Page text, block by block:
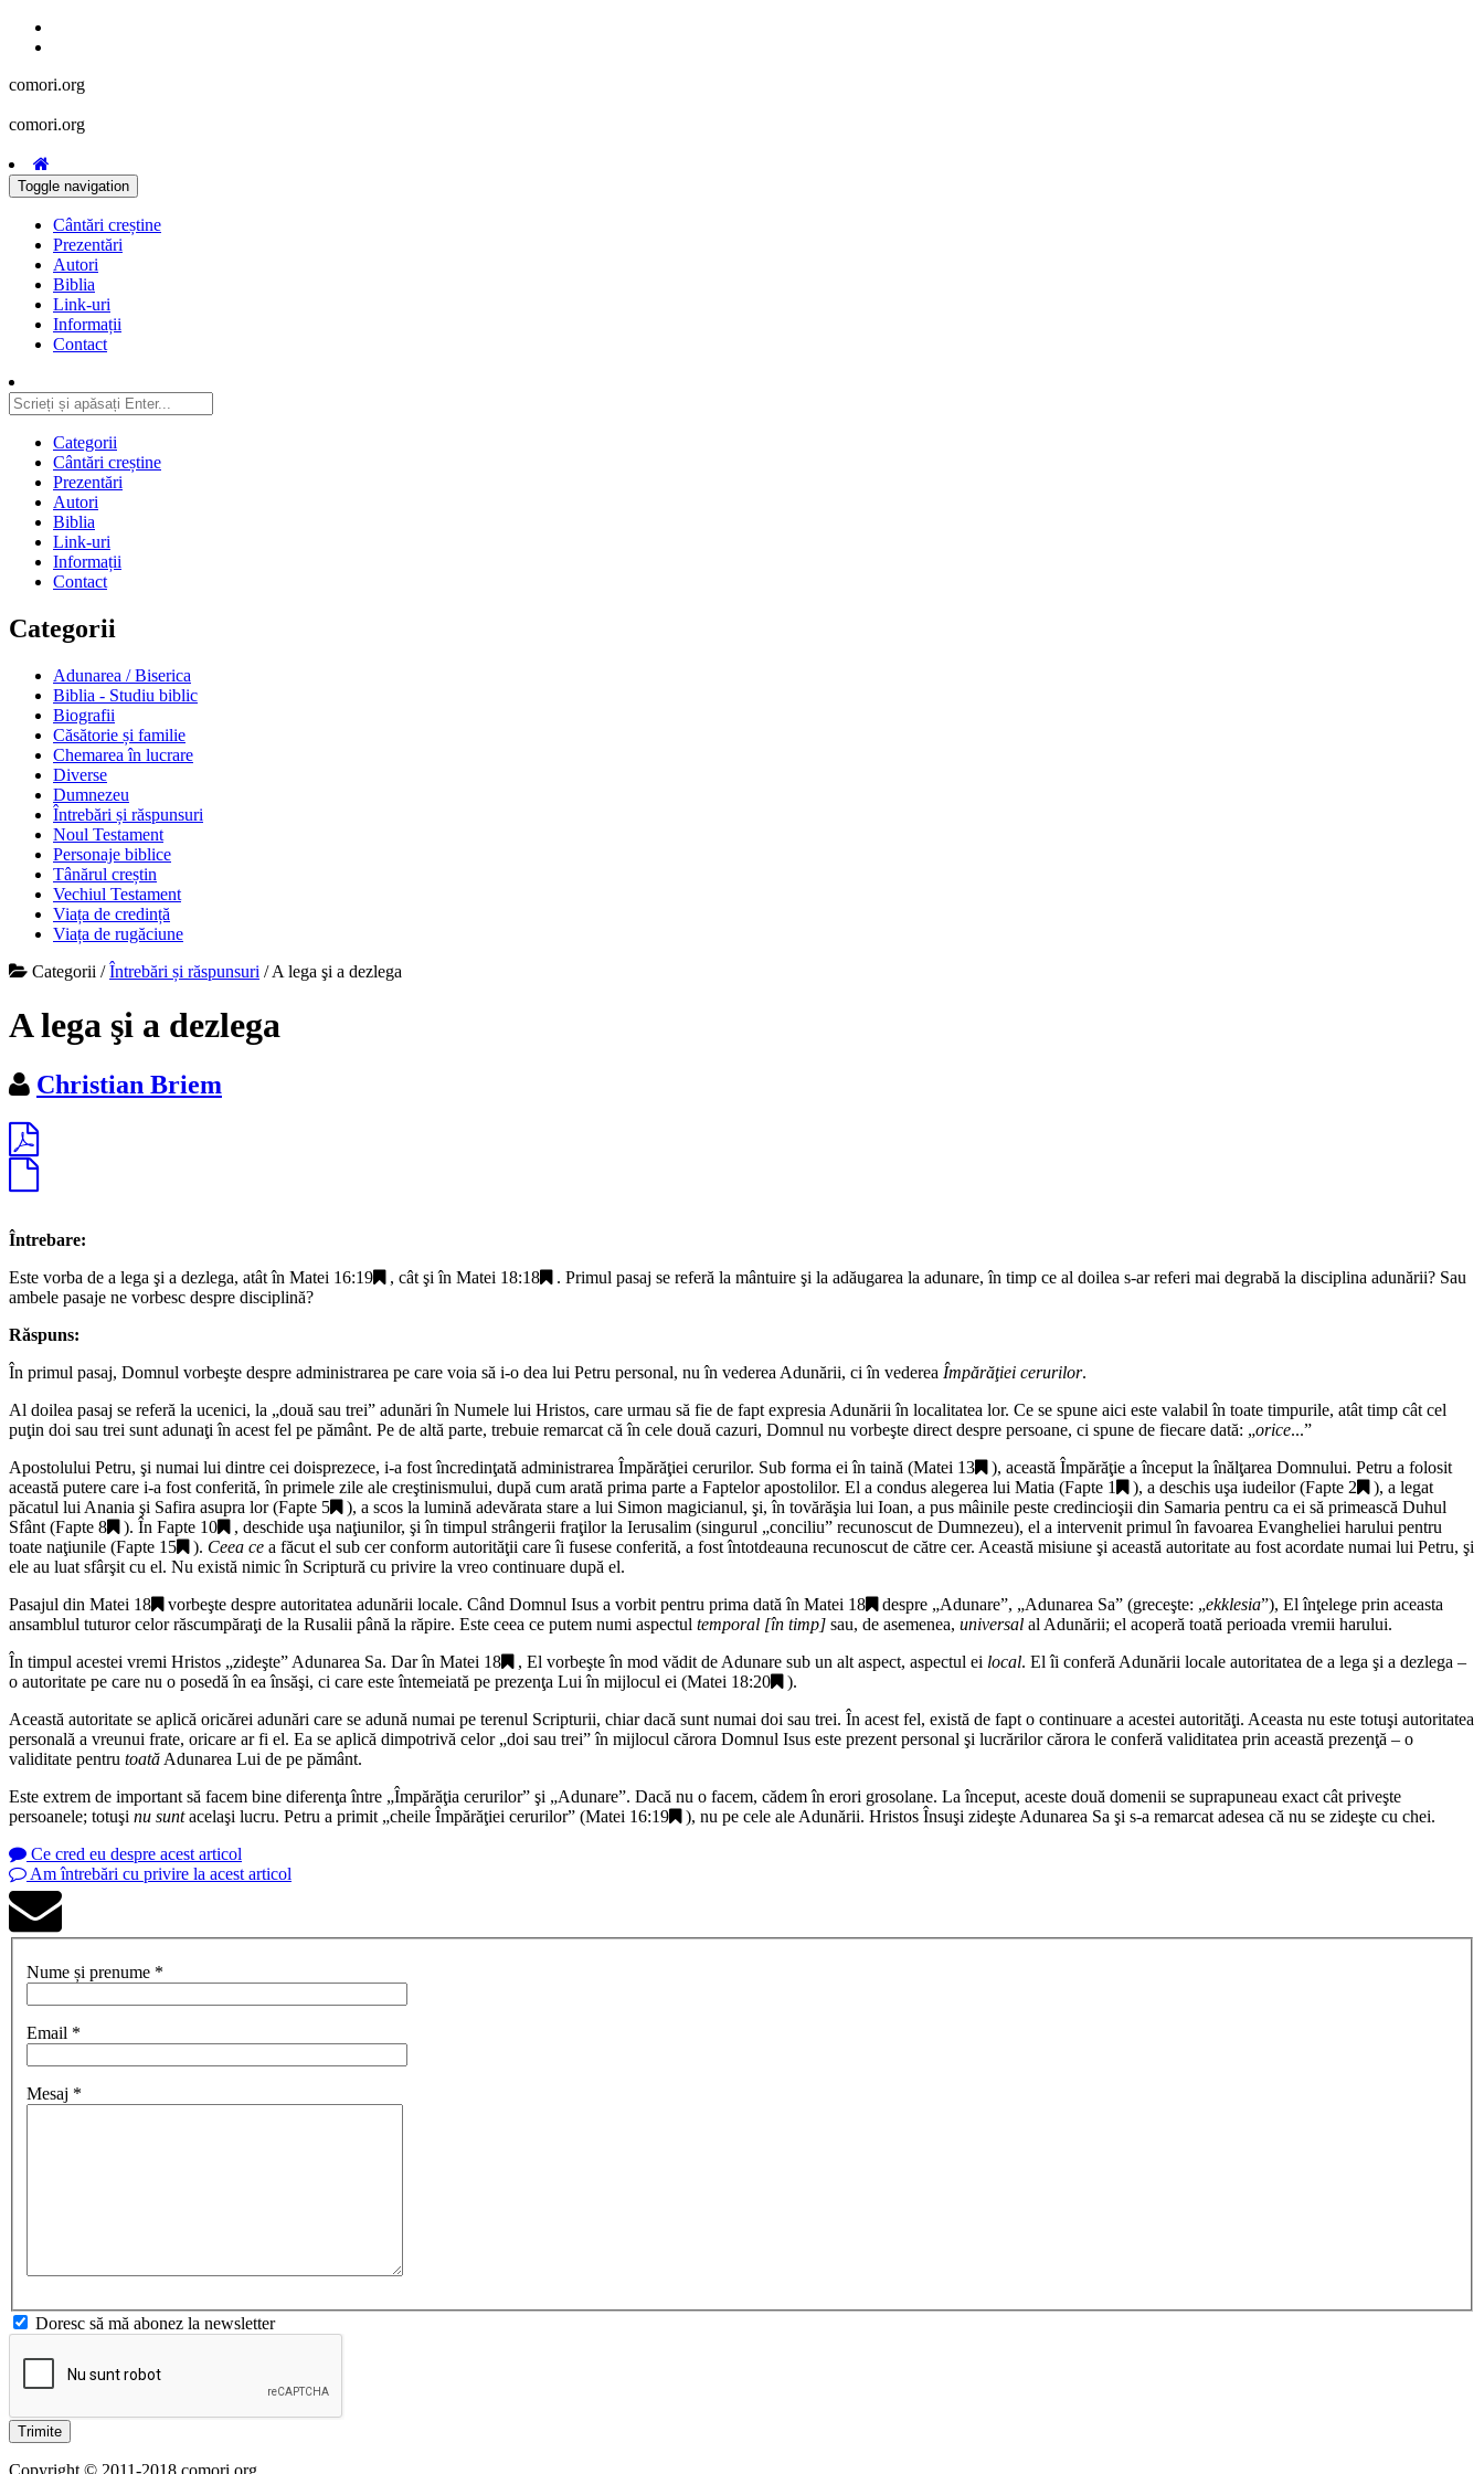
comori.org
comori.org
Toggle navigation
Cântări creștine
Prezentări
Autori
Biblia
Link-uri
Informații
Contact
Categorii
Cântări creștine
Prezentări
Autori
Biblia
Link-uri
Informații
Contact
Categorii
Adunarea / Biserica
Biblia - Studiu biblic
Biografii
Căsătorie și familie
Chemarea în lucrare
Diverse
Dumnezeu
Întrebări și răspunsuri
Noul Testament
Personaje biblice
Tânărul creștin
Vechiul Testament
Viața de credință
Viața de rugăciune
Categorii /Întrebări și răspunsuri /A lega şi a dezlega
A lega şi a dezlega
Christian Briem
Întrebare:
Este vorba de a lega şi a dezlega, atât în Matei 16:19 , cât şi în Matei 18:18
. Primul pasaj se referă la mântuire şi la adăugarea la adunare, în timp ce al doilea s-ar referi mai degrabă la disciplina adunării? Sau
ambele pasaje ne vorbesc despre disciplină?
Răspuns:
În primul pasaj, Domnul vorbeşte despre administrarea pe care voia să i-o dea lui Petru personal, nu în vederea Adunării, ci în vederea Împărăţiei cerurilor.
Al doilea pasaj se referă la ucenici, la „două sau trei” adunări în Numele lui Hristos, care urmau să fie de fapt expresia Adunării în localitatea lor. Ce se spune aici este valabil în toate timpurile, atât timp cât cel
puţin doi sau trei sunt adunaţi în acest fel pe pământ. Pe de altă parte, trebuie remarcat că în cele două cazuri, Domnul nu vorbeşte direct despre persoane, ci spune de fiecare dată: „orice...”
Apostolului Petru, şi numai lui dintre cei doisprezece, i-a fost încredinţată administrarea Împărăţiei cerurilor. Sub forma ei în taină (Matei 13
), această Împărăţie a început la înălţarea Domnului. Petru a folosit
această putere care i-a fost conferită, în primele zile ale creştinismului, după cum arată prima parte a Faptelor apostolilor. El a condus alegerea lui Matia (Fapte 1 ), a deschis uşa iudeilor (Fapte 2
), a legat
păcatul lui Anania şi Safira asupra lor (Fapte 5
), a scos la lumină adevărata stare a lui Simon magicianul, şi, în tovărăşia lui Ioan, a pus mâinile peste credincioşii din Samaria pentru ca ei să primească Duhul
Sfânt (Fapte 8 ). În Fapte 10
, deschide uşa naţiunilor, şi în timpul strângerii fraţilor la Ierusalim (singurul „conciliu” recunoscut de Dumnezeu), el a intervenit primul în favoarea Evangheliei harului pentru
toate naţiunile (Fapte 15 ). Ceea ce a făcut el sub cer conform autorităţii care îi fusese conferită, a fost întotdeauna recunoscut de către cer. Această misiune şi această autoritate au fost acordate numai lui Petru, şi
ele au luat sfârşit cu el. Nu există nimic în Scriptură cu privire la vreo continuare după el.
Pasajul din Matei 18 vorbeşte despre autoritatea adunării locale. Când Domnul Isus a vorbit pentru prima dată în Matei 18 despre „Adunare”, „Adunarea Sa” (greceşte: „ekklesia”), El înţelege prin aceasta
ansamblul tuturor celor răscumpăraţi de la Rusalii până la răpire. Este ceea ce putem numi aspectul temporal [în timp] sau, de asemenea, universal al Adunării; el acoperă toată perioada vremii harului.
În timpul acestei vremi Hristos „zideşte” Adunarea Sa. Dar în Matei 18 , El vorbeşte în mod vădit de Adunare sub un alt aspect, aspectul ei local. El îi conferă Adunării locale autoritatea de a lega şi a dezlega –
o autoritate pe care nu o posedă în ea însăşi, ci care este întemeiată pe prezenţa Lui în mijlocul ei (Matei 18:20
).
Această autoritate se aplică oricărei adunări care se adună numai pe terenul Scripturii, chiar dacă sunt numai doi sau trei. În acest fel, există de fapt o continuare a acestei autorităţi. Aceasta nu este totuşi autoritatea
personală a vreunui frate, oricare ar fi el. Ea se aplică dimpotrivă celor „doi sau trei” în mijlocul cărora Domnul Isus este prezent personal şi lucrărilor cărora le conferă validitatea prin această prezenţă – o
validitate pentru toată Adunarea Lui de pe pământ.
Este extrem de important să facem bine diferenţa între „Împărăţia cerurilor” şi „Adunare”. Dacă nu o facem, cădem în erori grosolane. La început, aceste două domenii se suprapuneau exact cât priveşte
persoanele; totuşi nu suntacelaşi lucru. Petru a primit „cheile Împărăţiei cerurilor” (Matei 16:19
), nu pe cele ale Adunării. Hristos Însuşi zideşte Adunarea Sa şi s-a remarcat adesea că nu se zideşte cu chei.
Ce cred eu despre acest articol
Am întrebări cu privire la acest articol
Nume și prenume *
Email *
Mesaj *
Doresc să mă abonez la newsletter
Trimite